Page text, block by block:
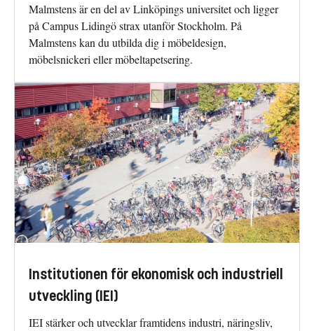
Malmstens är en del av Linköpings universitet och ligger
på Campus Lidingö strax utanför Stockholm. På
Malmstens kan du utbilda dig i möbeldesign,
möbelsnickeri eller möbeltapetsering.
Institutionen för ekonomisk och industriell
utveckling (IEI)
IEI stärker och utvecklar framtidens industri, näringsliv,